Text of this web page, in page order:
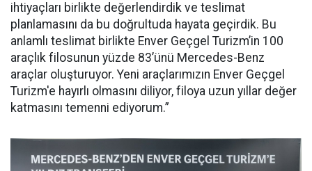
ihtiyaçları birlikte değerlendirdik ve teslimat
planlamasını da bu doğrultuda hayata geçirdik. Bu
anlamlı teslimat birlikte Enver Geçgel Turizm’in 100
araçlık filosunun yüzde 83’ünü Mercedes-Benz
araçlar oluşturuyor. Yeni araçlarımızın Enver Geçgel
Turizm'e hayırlı olmasını diliyor, filoya uzun yıllar değer
katmasını temenni ediyorum.”